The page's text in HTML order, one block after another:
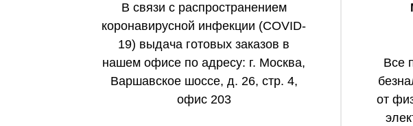
В связи с распространением
коронавирусной инфекции (COVID-
19) выдача готовых заказов в
нашем офисе по адресу: г. Москва,
Варшавское шоссе, д. 26, стр. 4,
офис 203
Все
от